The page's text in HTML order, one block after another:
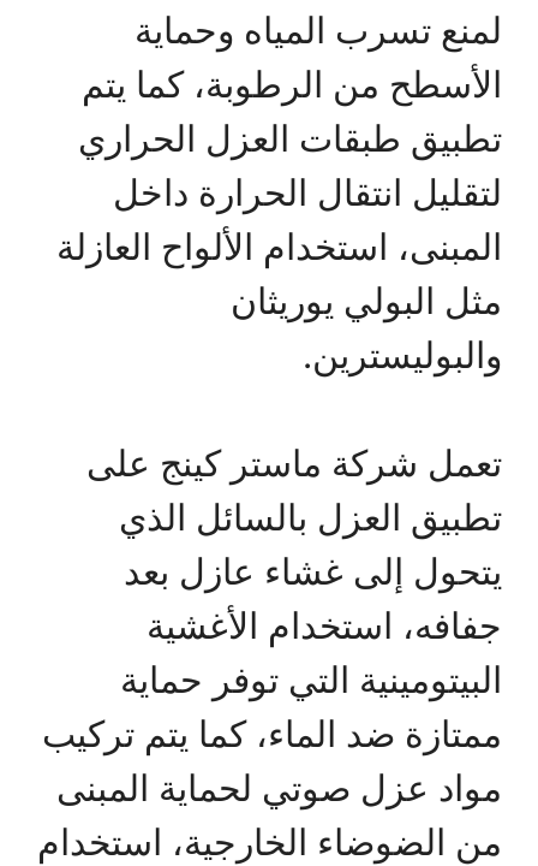
لمنع تسرب المياه وحماية
الأسطح من الرطوبة، كما يتم
تطبيق طبقات العزل الحراري
لتقليل انتقال الحرارة داخل
المبنى، استخدام الألواح العازلة
مثل البولي يوريثان
والبوليسترين.
تعمل شركة ماستر كينج على
تطبيق العزل بالسائل الذي
يتحول إلى غشاء عازل بعد
جفافه، استخدام الأغشية
البيتومينية التي توفر حماية
ممتازة ضد الماء، كما يتم تركيب
مواد عزل صوتي لحماية المبنى
من الضوضاء الخارجية، استخدام